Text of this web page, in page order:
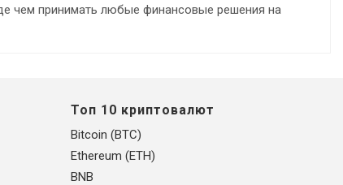
чем принимать любые финансовые решения на
Топ 10 криптовалют
Bitcoin (BTC)
Ethereum (ETH)
BNB